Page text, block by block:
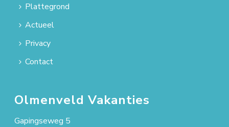
Plattegrond
Actueel
Privacy
Contact
Olmenveld Vakanties
Gapingseweg 5